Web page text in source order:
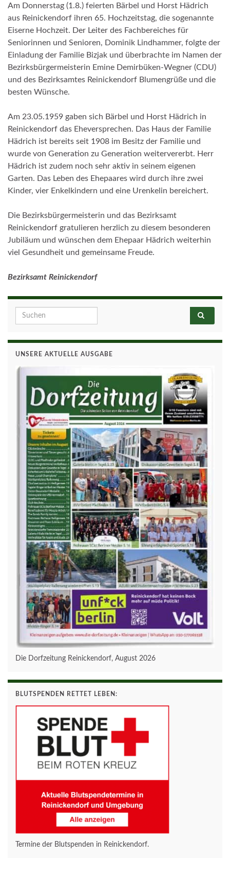
Am Donnerstag (1.8.) feierten Bärbel und Horst Hädrich
aus Reinickendorf ihren 65. Hochzeitstag, die sogenannte
Eiserne Hochzeit. Der Leiter des Fachbereiches für
Seniorinnen und Senioren, Dominik Lindhammer, folgte der
Einladung der Familie Bizjak und überbrachte im Namen der
Bezirksbürgermeisterin Emine Demirbüken-Wegner (CDU)
und des Bezirksamtes Reinickendorf Blumengrüße und die
besten Wünsche.
Am 23.05.1959 gaben sich Bärbel und Horst Hädrich in
Reinickendorf das Eheversprechen. Das Haus der Familie
Hädrich ist bereits seit 1908 im Besitz der Familie und
wurde von Generation zu Generation weitervererbt. Herr
Hädrich ist zudem noch sehr aktiv in seinem eigenen
Garten. Das Leben des Ehepaares wird durch ihre zwei
Kinder, vier Enkelkindern und eine Urenkelin bereichert.
Die Bezirksbürgermeisterin und das Bezirksamt
Reinickendorf gratulieren herzlich zu diesem besonderen
Jubiläum und wünschen dem Ehepaar Hädrich weiterhin
viel Gesundheit und gemeinsame Freude.
Bezirksamt Reinickendorf
Search for:
UNSERE AKTUELLE AUSGABE
Die Dorfzeitung Reinickendorf, August 2026
BLUTSPENDEN RETTET LEBEN:
Termine der Blutspenden in Reinickendorf.